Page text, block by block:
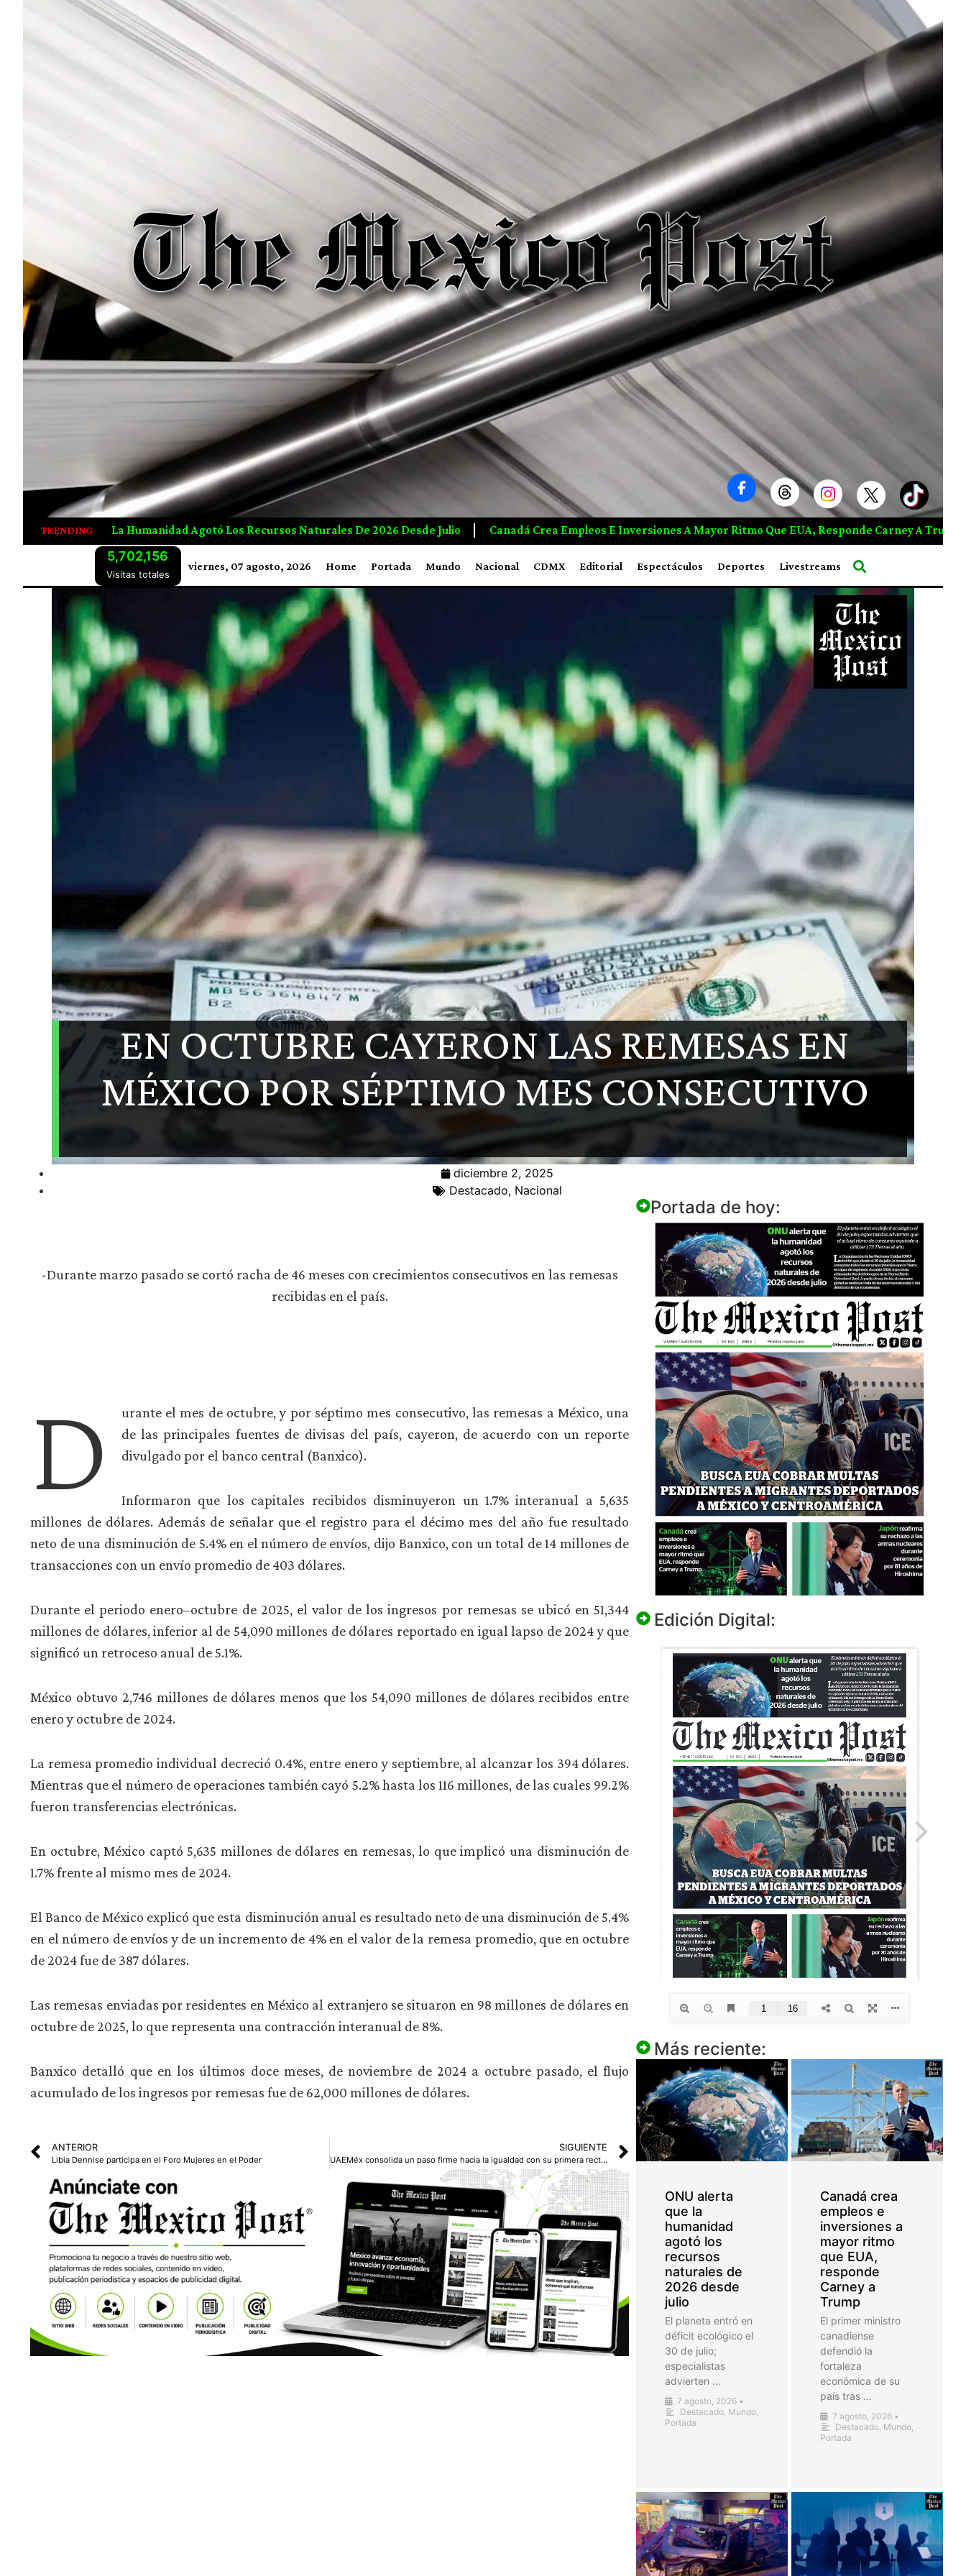
TRENDING
Recursos Naturales De 2026 Desde Julio Canadá Crea Empleos E Inversiones A Mayor Ritmo Que EUA, Responde Carney A Trump Explosión En Microbús De
Visitas totales
5,702,156
viernes, 07 agosto, 2026 Home Portada Mundo Nacional CDMX Editorial Espectáculos Deportes Livestreams
EN OCTUBRE CAYERON LAS REMESAS EN
MÉXICO POR SÉPTIMO MES CONSECUTIVO
diciembre 2, 2025
Destacado, Nacional
-Durante marzo pasado se cortó racha de 46 meses con crecimientos consecutivos en las remesas
recibidas en el país.
D
urante el mes de octubre, y por séptimo mes consecutivo, las remesas a México, una
de las principales fuentes de divisas del país, cayeron, de acuerdo con un reporte
divulgado por el banco central (Banxico).
Informaron que los capitales recibidos disminuyeron un 1.7% interanual a 5,635
millones de dólares. Además de señalar que el registro para el décimo mes del año fue resultado
neto de una disminución de 5.4% en el número de envíos, dijo Banxico, con un total de 14 millones de
transacciones con un envío promedio de 403 dólares.
Durante el periodo enero–octubre de 2025, el valor de los ingresos por remesas se ubicó en 51,344
millones de dólares, inferior al de 54,090 millones de dólares reportado en igual lapso de 2024 y que
significó un retroceso anual de 5.1%.
México obtuvo 2,746 millones de dólares menos que los 54,090 millones de dólares recibidos entre
enero y octubre de 2024.
La remesa promedio individual decreció 0.4%, entre enero y septiembre, al alcanzar los 394 dólares.
Mientras que el número de operaciones también cayó 5.2% hasta los 116 millones, de las cuales 99.2%
fueron transferencias electrónicas.
En octubre, México captó 5,635 millones de dólares en remesas, lo que implicó una disminución de
1.7% frente al mismo mes de 2024.
El Banco de México explicó que esta disminución anual es resultado neto de una disminución de 5.4%
en el número de envíos y de un incremento de 4% en el valor de la remesa promedio, que en octubre
de 2024 fue de 387 dólares.
Las remesas enviadas por residentes en México al extranjero se situaron en 98 millones de dólares en
octubre de 2025, lo que representa una contracción interanual de 8%.
Banxico detalló que en los últimos doce meses, de noviembre de 2024 a octubre pasado, el flujo
acumulado de los ingresos por remesas fue de 62,000 millones de dólares.
ANTERIOR
Libia Dennise participa en el Foro Mujeres en el Poder
SIGUIENTE
UAEMéx consolida un paso firme hacia la igualdad con su primera rectora
Portada de hoy:
Edición Digital:
Más reciente:
ONU alerta
que la
humanidad
agotó los
recursos
naturales de
2026 desde
julio
El planeta entró en
déficit ecológico el
30 de julio;
especialistas
advierten …
7 agosto, 2026 •
Destacado Mundo
Portada
Canadá crea
empleos e
inversiones a
mayor ritmo
que EUA,
responde
Carney a
Trump
El primer ministro
canadiense
defendió la
fortaleza
económica de su
país tras …
7 agosto, 2026 •
Destacado Mundo
Portada